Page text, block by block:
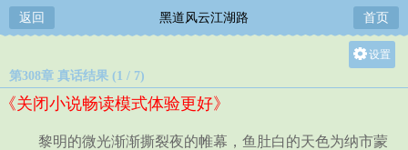
返回 黑道风云江湖路 首页
设置
中
第308章 真话结果 (1 / 7)
《关闭小说畅读模式体验更好》
黎明的微光渐渐撕裂夜的帷幕，鱼肚白的天色为纳市蒙